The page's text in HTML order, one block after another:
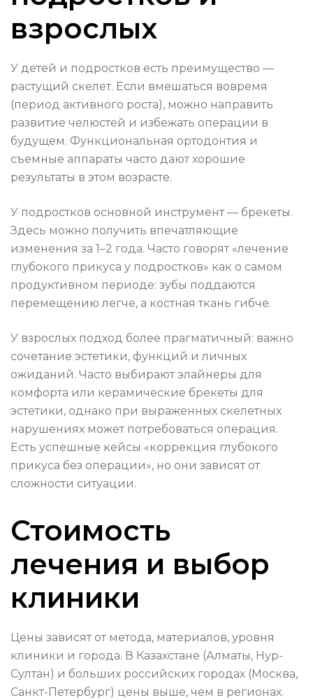
взрослых
У детей и подростков есть преимущество —
растущий скелет. Если вмешаться вовремя
(период активного роста), можно направить
развитие челюстей и избежать операции в
будущем. Функциональная ортодонтия и
съемные аппараты часто дают хорошие
результаты в этом возрасте.
У подростков основной инструмент — брекеты.
Здесь можно получить впечатляющие
изменения за 1–2 года. Часто говорят «лечение
глубокого прикуса у подростков» как о самом
продуктивном периоде: зубы поддаются
перемещению легче, а костная ткань гибче.
У взрослых подход более прагматичный: важно
сочетание эстетики, функций и личных
ожиданий. Часто выбирают элайнеры для
комфорта или керамические брекеты для
эстетики, однако при выраженных скелетных
нарушениях может потребоваться операция.
Есть успешные кейсы «коррекция глубокого
прикуса без операции», но они зависят от
сложности ситуации.
Стоимость
лечения и выбор
клиники
Цены зависят от метода, материалов, уровня
клиники и города. В Казахстане (Алматы, Нур-
Султан) и больших российских городах (Москва,
Санкт-Петербург) цены выше, чем в регионах.